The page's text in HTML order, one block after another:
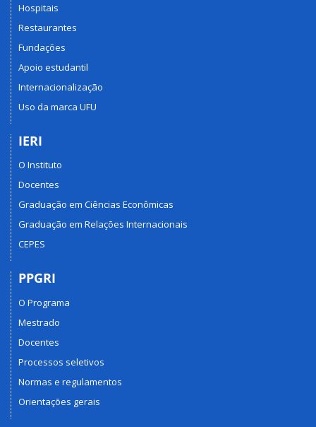
Hospitais
Restaurantes
Fundações
Apoio estudantil
Internacionalização
Uso da marca UFU
IERI
O Instituto
Docentes
Graduação em Ciências Econômicas
Graduação em Relações Internacionais
CEPES
PPGRI
O Programa
Mestrado
Docentes
Processos seletivos
Normas e regulamentos
Orientações gerais